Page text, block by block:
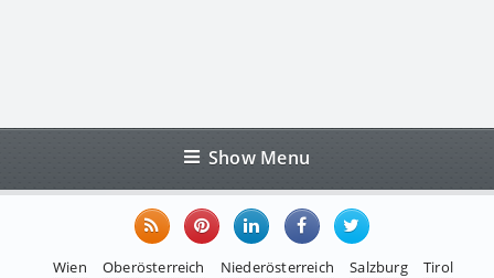
Show Menu
Wien Oberösterreich Niederösterreich Salzburg
Tirol